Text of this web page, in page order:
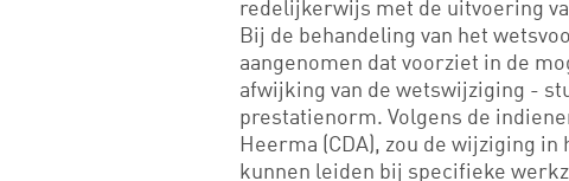
redelijkerwijs met de uitvoering
Bij de behandeling van het
aangenomen dat voorziet in de
afwijking van de wetswijziging -
prestatienorm. Volgens de
Heerma (CDA), zou de wijziging
kunnen leiden bij specifieke